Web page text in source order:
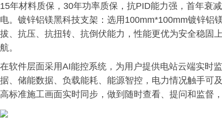
15年材料质保，30年功率质保，抗PID能力强，首年衰
电。镀锌铝镁黑科技支架：选用100mm*100mm镀锌铝
拔、抗压、抗扭转、抗倒伏能力，性能更优为安全稳固
航。
在软件层面采用AI能控系统，为用户提供电站云端实时
据、储能数据、负载能耗、能源智控，电力情况触手可
高标准施工画面实时同步，做到随时查看、提问和监督